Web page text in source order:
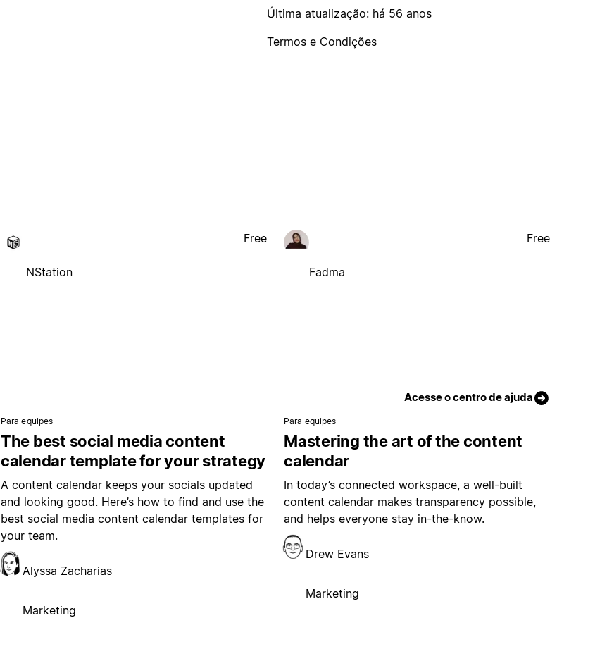
Última atualização: há 56 anos
Termos e Condições
NStation
Free
Fadma
Free
Acesse o centro de ajuda
Para equipes
The best social media content
calendar template for your strategy
A content calendar keeps your socials updated
and looking good. Here’s how to find and use the
best social media content calendar templates for
your team.
Alyssa Zacharias
Marketing
Para equipes
Mastering the art of the content
calendar
In today’s connected workspace, a well-built
content calendar makes transparency possible,
and helps everyone stay in-the-know.
Drew Evans
Marketing